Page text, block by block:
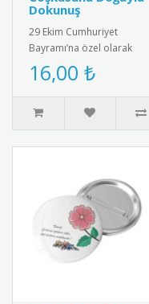
Dokunuş
29 Ekim Cumhuriyet
Bayramı’na özel olarak
tasarlanmış tohumlu
kalem. Kalemin arka
kısmında yer alan ..
16,00 ₺